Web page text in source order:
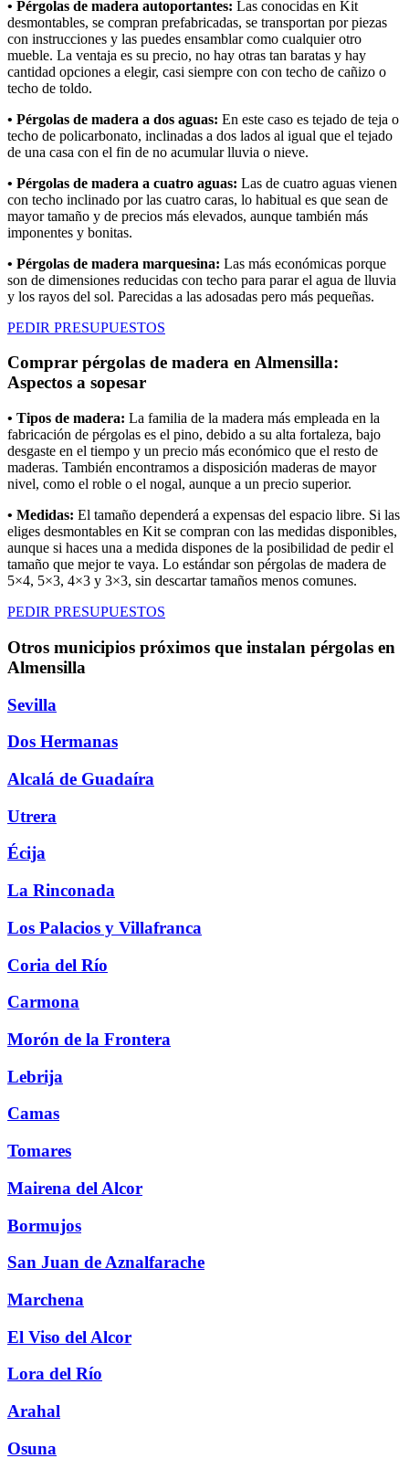
• Pérgolas de madera autoportantes: Las conocidas en Kit
desmontables, se compran prefabricadas, se transportan por piezas
con instrucciones y las puedes ensamblar como cualquier otro
mueble. La ventaja es su precio, no hay otras tan baratas y hay
cantidad opciones a elegir, casi siempre con con techo de cañizo o
techo de toldo.
• Pérgolas de madera a dos aguas: En este caso es tejado de teja o
techo de policarbonato, inclinadas a dos lados al igual que el tejado
de una casa con el fin de no acumular lluvia o nieve.
• Pérgolas de madera a cuatro aguas: Las de cuatro aguas vienen
con techo inclinado por las cuatro caras, lo habitual es que sean de
mayor tamaño y de precios más elevados, aunque también más
imponentes y bonitas.
• Pérgolas de madera marquesina: Las más económicas porque
son de dimensiones reducidas con techo para parar el agua de lluvia
y los rayos del sol. Parecidas a las adosadas pero más pequeñas.
PEDIR PRESUPUESTOS
Comprar pérgolas de madera en Almensilla:
Aspectos a sopesar
• Tipos de madera: La familia de la madera más empleada en la
fabricación de pérgolas es el pino, debido a su alta fortaleza, bajo
desgaste en el tiempo y un precio más económico que el resto de
maderas. También encontramos a disposición maderas de mayor
nivel, como el roble o el nogal, aunque a un precio superior.
• Medidas: El tamaño dependerá a expensas del espacio libre. Si las
eliges desmontables en Kit se compran con las medidas disponibles,
aunque si haces una a medida dispones de la posibilidad de pedir el
tamaño que mejor te vaya. Lo estándar son pérgolas de madera de
5×4, 5×3, 4×3 y 3×3, sin descartar tamaños menos comunes.
PEDIR PRESUPUESTOS
Otros municipios próximos que instalan pérgolas en
Almensilla
Sevilla
Dos Hermanas
Alcalá de Guadaíra
Utrera
Écija
La Rinconada
Los Palacios y Villafranca
Coria del Río
Carmona
Morón de la Frontera
Lebrija
Camas
Tomares
Mairena del Alcor
Bormujos
San Juan de Aznalfarache
Marchena
El Viso del Alcor
Lora del Río
Arahal
Osuna